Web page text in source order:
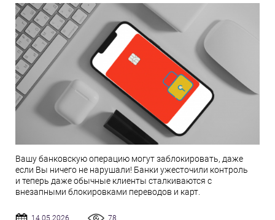
Вашу банковскую операцию могут заблокировать, даже
если Вы ничего не нарушали! Банки ужесточили контроль
и теперь даже обычные клиенты сталкиваются с
внезапными блокировками переводов и карт.
14.05.2026 78